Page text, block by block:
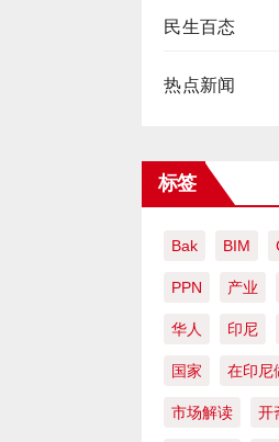
民生百态
热点新闻
标签
Bak BIM
PPN 产业
华人 印尼
国家 在印尼
市场解读 开